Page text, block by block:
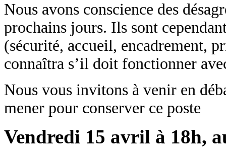
Nous avons conscience des
prochains jours. Ils sont
(sécurité, accueil, encadrement,
connaîtra s’il doit fonctionner
Nous vous invitons à venir en
mener pour conserver ce poste
Vendredi 15 avril à 18h,